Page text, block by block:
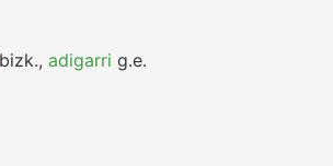
bizk., adigarri g.e.